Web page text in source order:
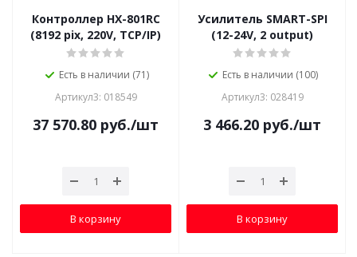
Контроллер HX-801RC
(8192 pix, 220V, TCP/IP)
Есть в наличии (71)
Артикул3: 018549
37 570.80 руб./шт
В корзину
Усилитель SMART-SPI
(12-24V, 2 output)
Есть в наличии (100)
Артикул3: 028419
3 466.20 руб./шт
В корзину